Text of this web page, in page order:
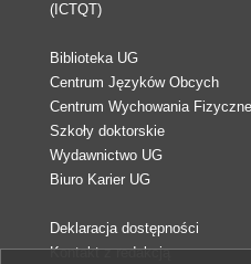
(ICTQT)
Biblioteka UG
Centrum Języków Obcych
Centrum Wychowania
Szkoły doktorskie
Wydawnictwo UG
Biuro Karier UG
Deklaracja dostępności
Kontakt z redakcją